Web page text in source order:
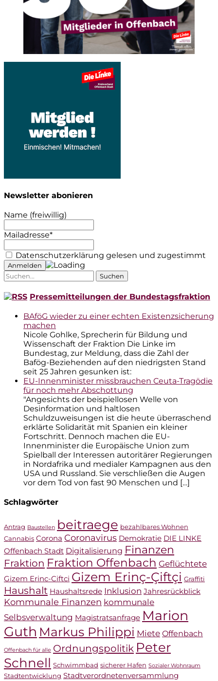
Newsletter abonieren
Name (freiwillig)
Mailadresse*
Datenschutzerklärung gelesen und zugestimmt
Suche
nach:
Pressemitteilungen der Bundestagsfraktion
BAföG wieder zu einer echten Existenzsicherung
machen
Nicole Gohlke, Sprecherin für Bildung und
Wissenschaft der Fraktion Die Linke im
Bundestag, zur Meldung, dass die Zahl der
Bafög-Beziehenden auf den niedrigsten Stand
seit 25 Jahren gesunken ist:
EU-Innenminister missbrauchen Ceuta-Tragödie
für noch mehr Abschottung
"Angesichts der beispiellosen Welle von
Desinformation und haltlosen
Schuldzuweisungen ist die heute überraschend
erklärte Solidarität mit Spanien ein kleiner
Fortschritt. Dennoch machen die EU-
Innenminister die Europäische Union zum
Spielball der Interessen autoritärer Regierungen
in Nordafrika und medialer Kampagnen aus den
USA und Russland. Sie verschließen die Augen
vor dem Tod von fast 90 Menschen und […]
Schlagwörter
Antrag Baustellen beitraege bezahlbares Wohnen
Cannabis Corona Coronavirus Demokratie DIE LINKE
Offenbach Stadt Digitalisierung Finanzen
Fraktion Fraktion Offenbach Geflüchtete
Gizem Erinc-Ciftci Gizem Erinç-Çiftçi Graffiti
Haushalt Haushaltsrede Inklusion Jahresrückblick
Kommunale Finanzen kommunale
Selbsverwaltung Magistratsanfrage Marion
Guth Markus Philippi Miete Offenbach
Offenbach für alle Ordnungspolitik Peter
Schnell Schwimmbad sicherer Hafen Sozialer Wohnraum
Stadtentwicklung Stadtverordnetenversammlung